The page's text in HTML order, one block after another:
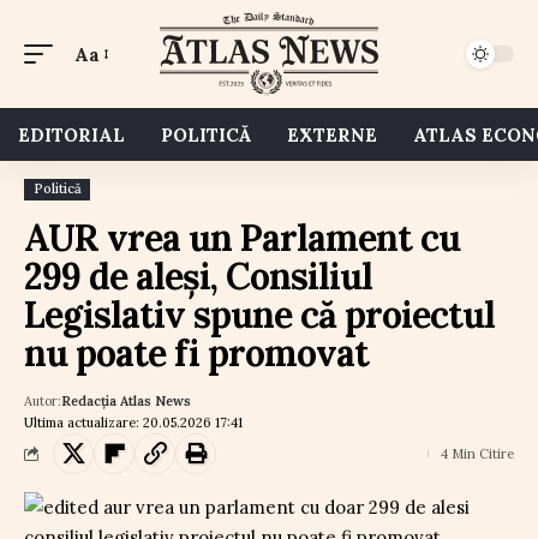
Aa
EDITORIAL POLITICĂ EXTERNE ATLAS
Politică
AUR vrea un Parlament cu
299 de aleși, Consiliul
Legislativ spune că proiectul
nu poate fi promovat
Ultima actualizare: 20.05.2026 17:41
Autor:Redacția Atlas News
4 Min Citire